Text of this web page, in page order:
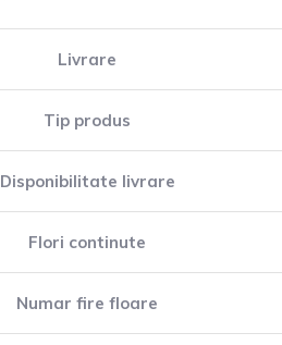
Livrare
Tip produs
Disponibilitate livrare
Flori continute
Numar fire floare